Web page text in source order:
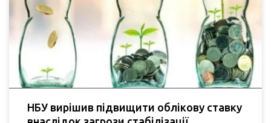
НБУ вирішив підвищити облікову ставку